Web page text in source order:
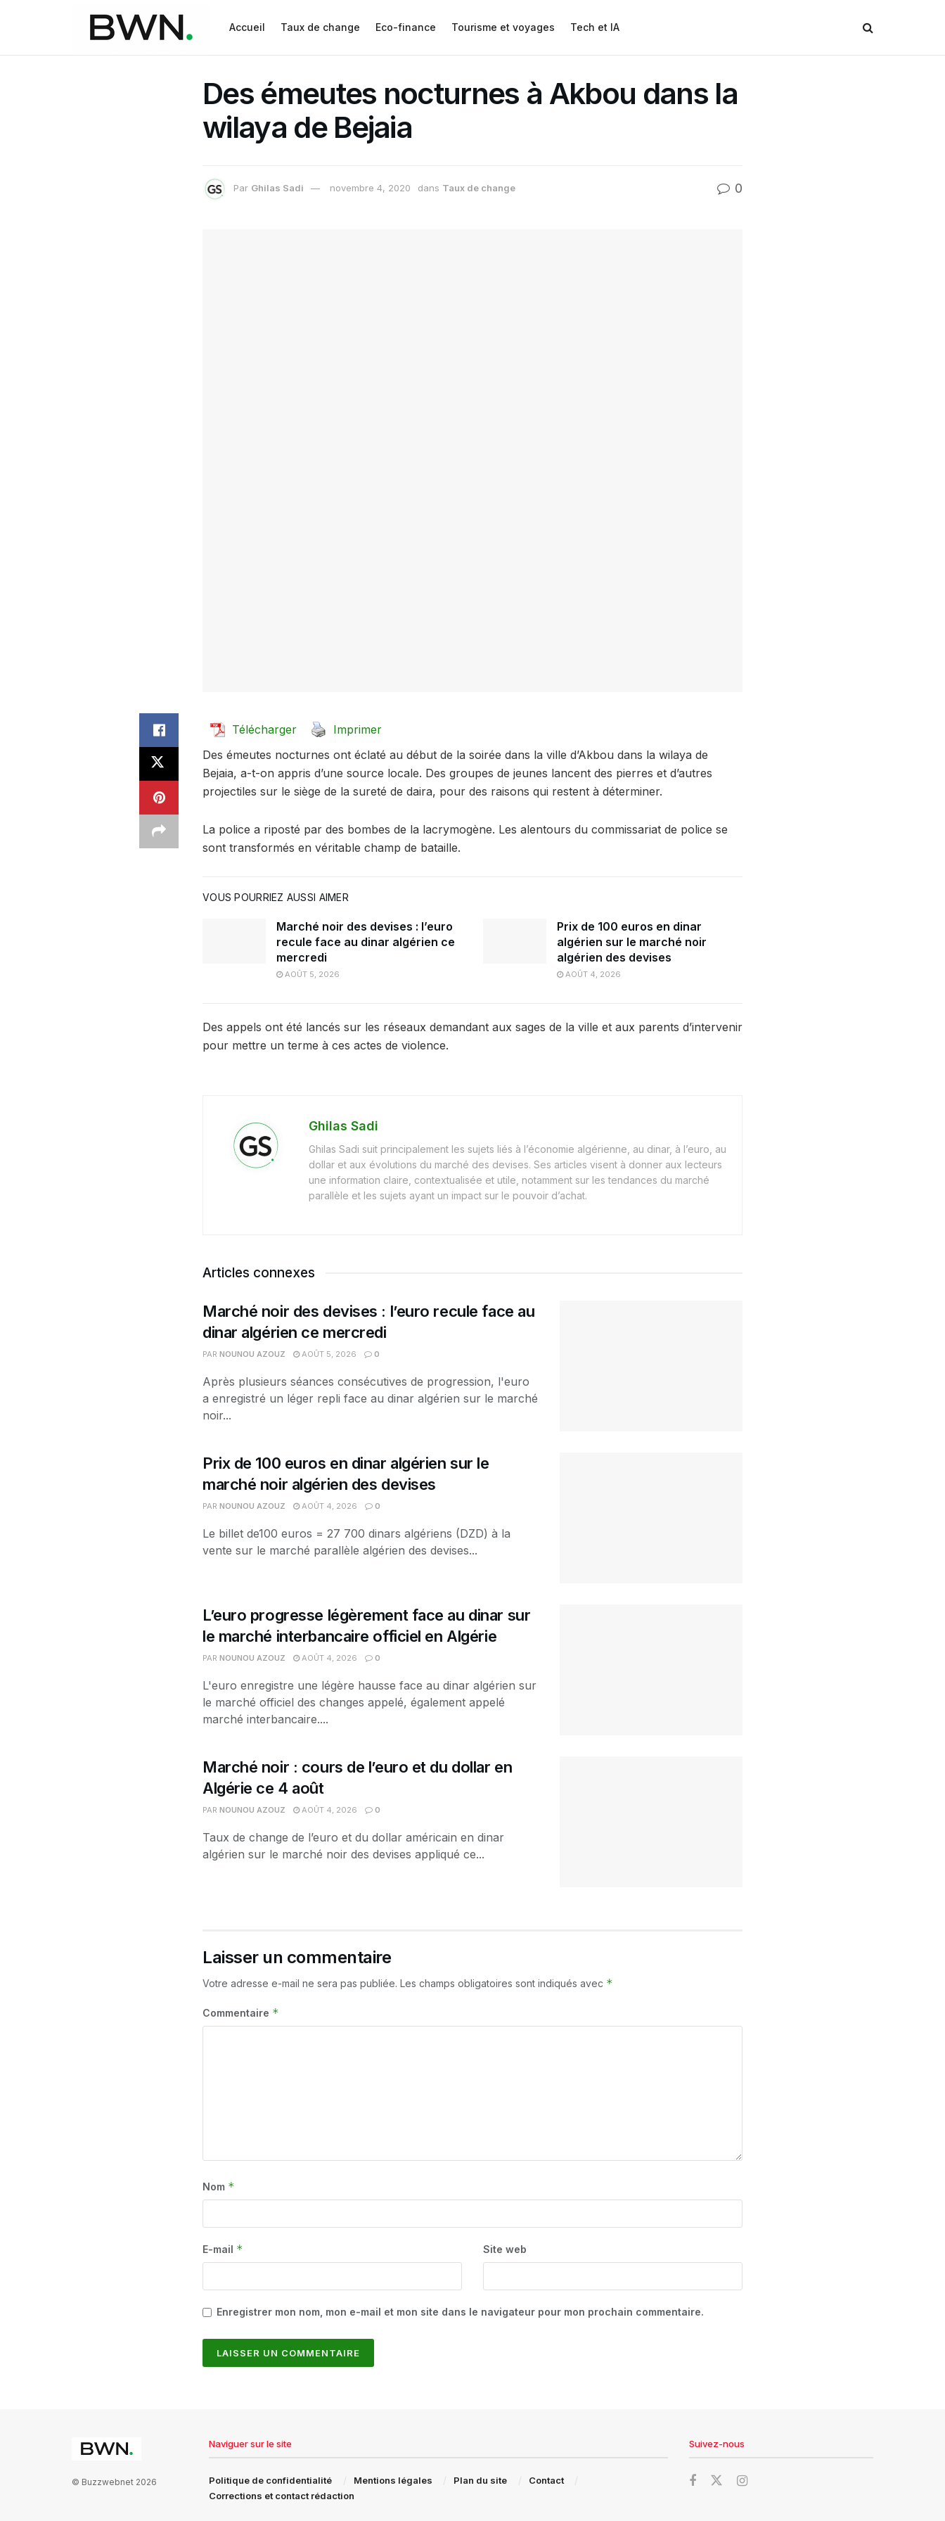
Accueil Taux de change Eco-finance Tourisme et voyages Tech et IA
Des émeutes nocturnes à Akbou dans la
wilaya de Bejaia
Par Ghilas Sadi novembre 4, 2020 dans Taux de change 0
Télécharger
Imprimer
Des émeutes nocturnes ont éclaté au début de la soirée dans la ville d’Akbou dans la wilaya de
Bejaia, a-t-on appris d’une source locale. Des groupes de jeunes lancent des pierres et d’autres
projectiles sur le siège de la sureté de daira, pour des raisons qui restent à déterminer.
La police a riposté par des bombes de la lacrymogène. Les alentours du commissariat de police se
sont transformés en véritable champ de bataille.
VOUS POURRIEZ AUSSI AIMER
Marché noir des devises : l’euro
recule face au dinar algérien ce
mercredi
AOÛT 5, 2026
Prix de 100 euros en dinar
algérien sur le marché noir
algérien des devises
AOÛT 4, 2026
Des appels ont été lancés sur les réseaux demandant aux sages de la ville et aux parents d’intervenir
pour mettre un terme à ces actes de violence.
Ghilas Sadi
Ghilas Sadi suit principalement les sujets liés à l’économie algérienne, au dinar, à l’euro, au
dollar et aux évolutions du marché des devises. Ses articles visent à donner aux lecteurs
une information claire, contextualisée et utile, notamment sur les tendances du marché
parallèle et les sujets ayant un impact sur le pouvoir d’achat.
Articles connexes
Marché noir des devises : l’euro recule face au
dinar algérien ce mercredi
PAR NOUNOU AZOUZ AOÛT 5, 2026 0
Après plusieurs séances consécutives de progression, l'euro
a enregistré un léger repli face au dinar algérien sur le marché
noir...
Prix de 100 euros en dinar algérien sur le
marché noir algérien des devises
PAR NOUNOU AZOUZ AOÛT 4, 2026 0
Le billet de100 euros = 27 700 dinars algériens (DZD) à la
vente sur le marché parallèle algérien des devises...
L’euro progresse légèrement face au dinar sur
le marché interbancaire officiel en Algérie
PAR NOUNOU AZOUZ AOÛT 4, 2026 0
L'euro enregistre une légère hausse face au dinar algérien sur
le marché officiel des changes appelé, également appelé
marché interbancaire....
Marché noir : cours de l’euro et du dollar en
Algérie ce 4 août
PAR NOUNOU AZOUZ AOÛT 4, 2026 0
Taux de change de l’euro et du dollar américain en dinar
algérien sur le marché noir des devises appliqué ce...
Laisser un commentaire
Votre adresse e-mail ne sera pas publiée. Les champs obligatoires sont indiqués avec *
Commentaire *
Nom *
E-mail * Site web
Enregistrer mon nom, mon e-mail et mon site dans le navigateur pour mon prochain commentaire.
© Buzzwebnet 2026
Naviguer sur le site
Politique de confidentialité Mentions légales Plan du site
Contact
Corrections et contact rédaction
Suivez-nous